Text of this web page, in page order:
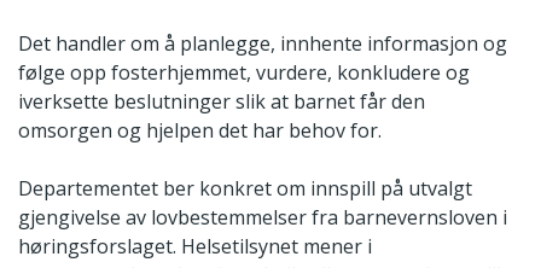
Det handler om å planlegge, innhente informasjon og
følge opp fosterhjemmet, vurdere, konkludere og
iverksette beslutninger slik at barnet får den
omsorgen og hjelpen det har behov for.
Departementet ber konkret om innspill på utvalgt
gjengivelse av lovbestemmelser fra barnevernsloven i
høringsforslaget. Helsetilsynet mener i